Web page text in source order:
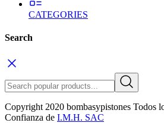
CATEGORIES
Search
Copyright 2020 bombasypistones Todos
Confianza de I.M.H. SAC